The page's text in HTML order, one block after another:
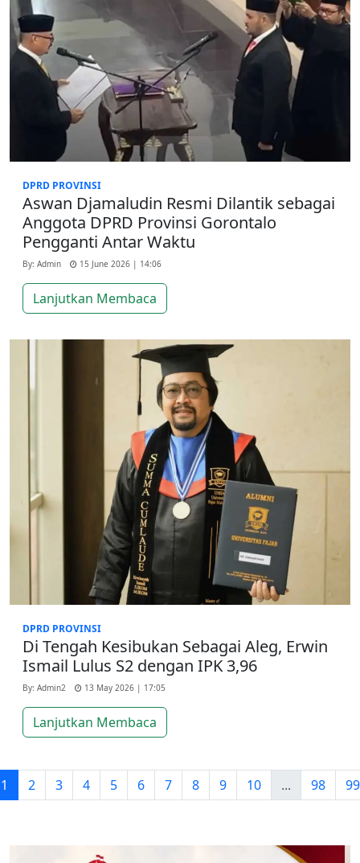
DPRD PROVINSI
Aswan Djamaludin Resmi Dilantik sebagai
Anggota DPRD Provinsi Gorontalo
Pengganti Antar Waktu
By: Admin 15 June 2026 | 14:06
Lanjutkan Membaca
DPRD PROVINSI
Di Tengah Kesibukan Sebagai Aleg, Erwin
Ismail Lulus S2 dengan IPK 3,96
By: Admin2 13 May 2026 | 17:05
Lanjutkan Membaca
1 2 3 4 5 6 7 8 9 10 ... 98 99